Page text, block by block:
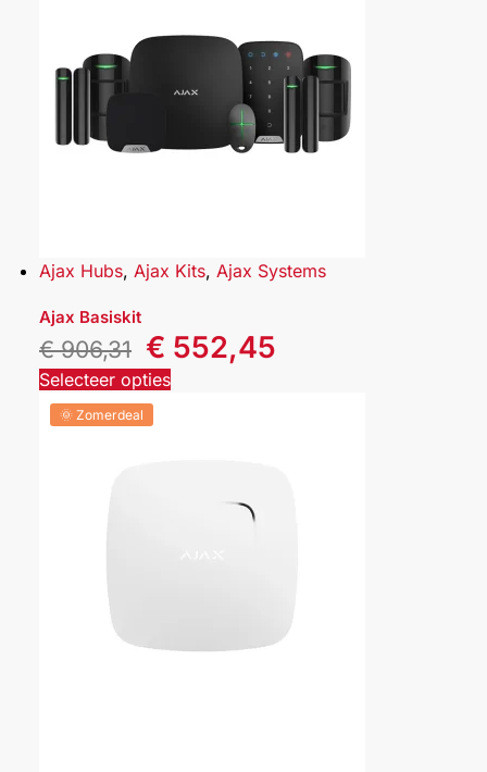
Ajax Hubs, Ajax Kits, Ajax Systems
Ajax Basiskit
€906,31 € 552,45
Selecteer opties
🌞 Zomerdeal